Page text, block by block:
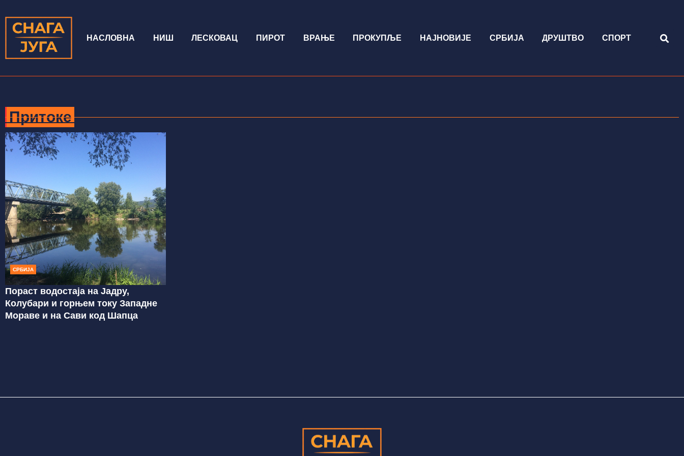
НАСЛОВНА НИШ ЛЕСКОВАЦ ПИРОТ ВРАЊЕ ПРОКУПЉЕ НАЈНОВИЈЕ СРБИЈА ДРУШТВО СПОРТ
Притоке
СРБИЈА
Пораст водостаја на Јадру,
Колубари и горњем току Западне
Мораве и на Сави код Шапца